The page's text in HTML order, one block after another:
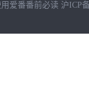
爱番番前必读 沪ICP